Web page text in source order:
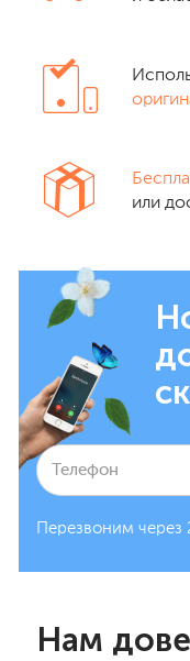
или
Перезвоним через
Нам